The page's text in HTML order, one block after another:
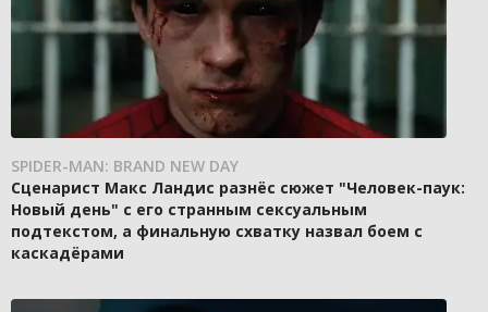
SPIDER-MAN: BRAND NEW DAY
Сценарист Макс Ландис разнёс сюжет "Человек-паук:
Новый день" с его странным сексуальным
подтекстом, а финальную схватку назвал боем с
каскадёрами